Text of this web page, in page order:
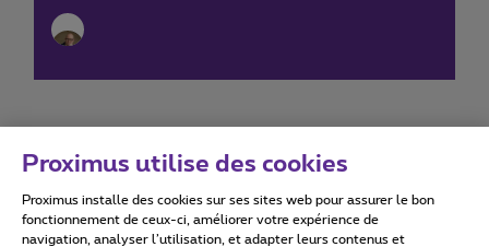
Conditions d'utilisation Accessibility statement
Proximus utilise des cookies
Proximus installe des cookies sur ses sites web pour assurer le bon
fonctionnement de ceux-ci, améliorer votre expérience de
navigation, analyser l’utilisation, et adapter leurs contenus et